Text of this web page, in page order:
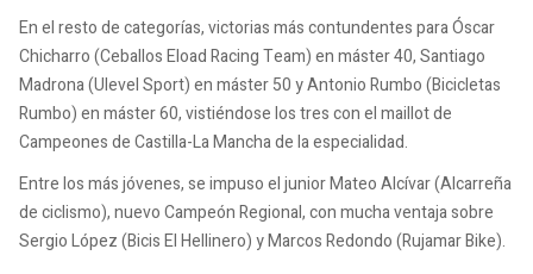
En el resto de categorías, victorias más contundentes para Óscar
Chicharro (Ceballos Eload Racing Team) en máster 40, Santiago
Madrona (Ulevel Sport) en máster 50 y Antonio Rumbo (Bicicletas
Rumbo) en máster 60, vistiéndose los tres con el maillot de
Campeones de Castilla-La Mancha de la especialidad.
Entre los más jóvenes, se impuso el junior Mateo Alcívar (Alcarreña
de ciclismo), nuevo Campeón Regional, con mucha ventaja sobre
Sergio López (Bicis El Hellinero) y Marcos Redondo (Rujamar Bike).